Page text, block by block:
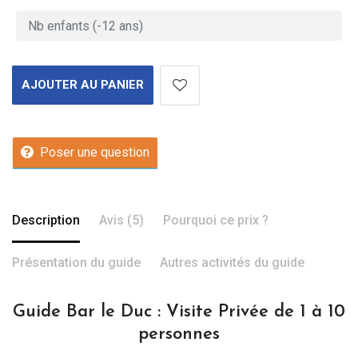
AJOUTER AU PANIER
Poser une question
Description Avis (5) Pourquoi ce prix ?
Présentation du guide Autres activités du guide
Guide Bar le Duc : Visite Privée de 1 à 10
personnes